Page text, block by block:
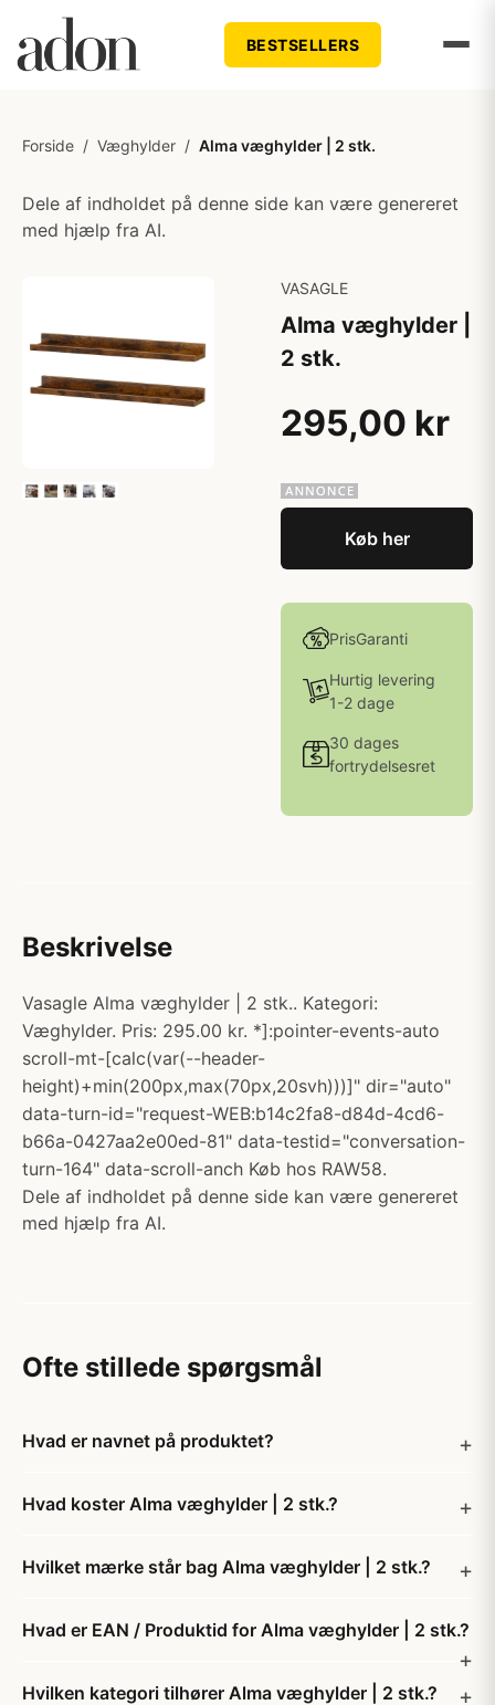
BESTSELLERS
Forside / Væghylder / Alma væghylder | 2 stk.
Dele af indholdet på denne side kan være genereret
med hjælp fra AI.
VASAGLE
Alma væghylder |
2 stk.
295,00 kr
Køb her
PrisGaranti
Hurtig levering
1-2 dage
30 dages
fortrydelsesret
Beskrivelse
Vasagle Alma væghylder | 2 stk.. Kategori:
Væghylder. Pris: 295.00 kr. *]:pointer-events-auto
scroll-mt-[calc(var(--header-
height)+min(200px,max(70px,20svh)))]" dir="auto"
data-turn-id="request-WEB:b14c2fa8-d84d-4cd6-
b66a-0427aa2e00ed-81" data-testid="conversation-
turn-164" data-scroll-anch Køb hos RAW58.
Dele af indholdet på denne side kan være genereret
med hjælp fra AI.
Ofte stillede spørgsmål
Hvad er navnet på produktet?
Hvad koster Alma væghylder | 2 stk.?
Hvilket mærke står bag Alma væghylder | 2 stk.?
Hvad er EAN / Produktid for Alma væghylder | 2 stk.?
Hvilken kategori tilhører Alma væghylder | 2 stk.?